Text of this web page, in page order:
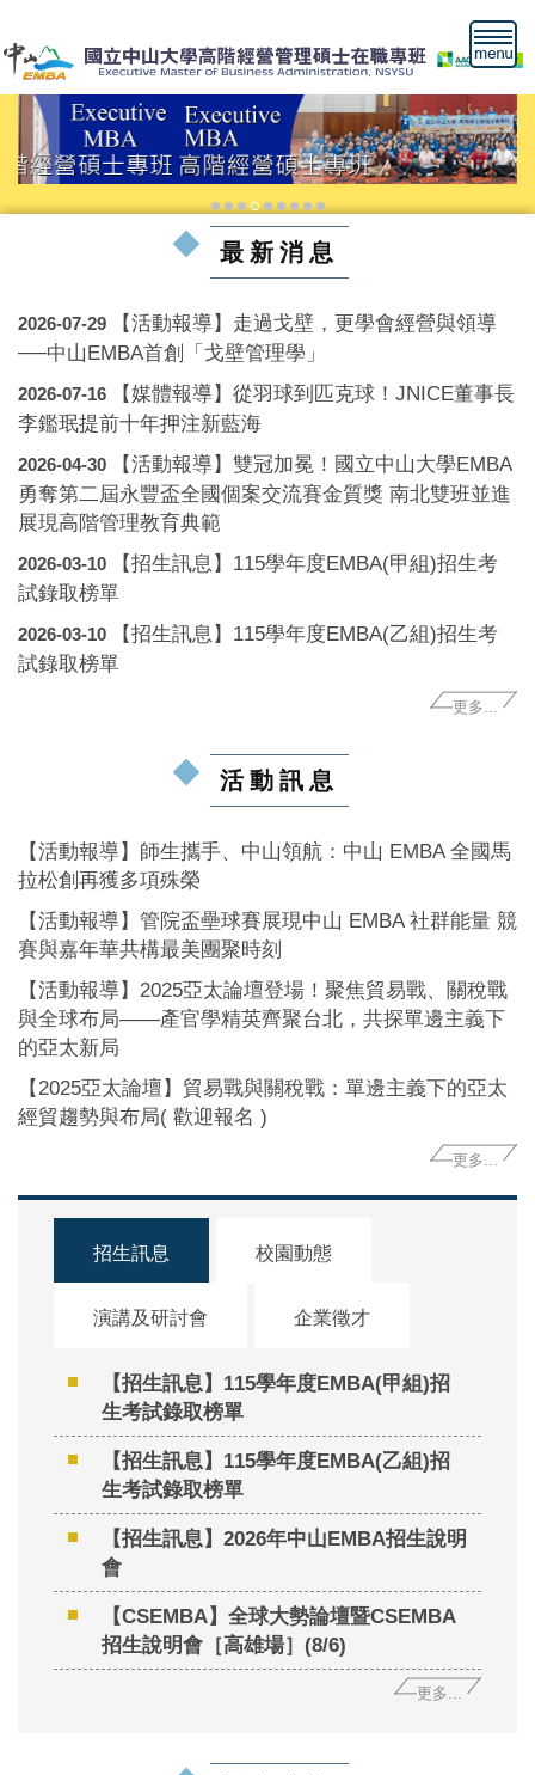
到
主
要
區
最新消息
2026-07-29
【活動報導】走過戈壁，更學會經營與領導
──中山EMBA首創「戈壁管理學」
2026-07-16
【媒體報導】從羽球到匹克球！JNICE董事長
李鑑珉提前十年押注新藍海
2026-04-30
【活動報導】雙冠加冕！國立中山大學EMBA
勇奪第二屆永豐盃全國個案交流賽金質獎 南北雙班並進
展現高階管理教育典範
2026-03-10
【招生訊息】115學年度EMBA(甲組)招生考
試錄取榜單
2026-03-10
【招生訊息】115學年度EMBA(乙組)招生考
試錄取榜單
更多...
活動訊息
【活動報導】師生攜手、中山領航：中山 EMBA 全國馬
拉松創再獲多項殊榮
【活動報導】管院盃壘球賽展現中山 EMBA 社群能量 競
賽與嘉年華共構最美團聚時刻
【活動報導】2025亞太論壇登場！聚焦貿易戰、關稅戰
與全球布局——產官學精英齊聚台北，共探單邊主義下
的亞太新局
【2025亞太論壇】貿易戰與關稅戰：單邊主義下的亞太
經貿趨勢與布局( 歡迎報名 )
更多...
招生訊息 校園動態
演講及研討會 企業徵才
【招生訊息】115學年度EMBA(甲組)招
生考試錄取榜單
【招生訊息】115學年度EMBA(乙組)招
生考試錄取榜單
【招生訊息】2026年中山EMBA招生說明
會
【CSEMBA】全球大勢論壇暨CSEMBA
招生說明會［高雄場］(8/6)
更多...